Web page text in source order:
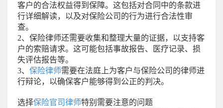
客户的合法权益得到保障。这包括对合同中的条款进
行详细解读，以及对保险公司的行为进行合法性审
查。
2、保险律师还需要收集和整理大量的证据，以支持客
户的索赔请求。这可能包括事故报告、医疗记录、损
失评估报告等。
3、 保险律师需要在法庭上为客户与保险公司的律师进
行辩论，以确保客户能够得到公正的判决。
选择保险官司律师特别需要注意的问题